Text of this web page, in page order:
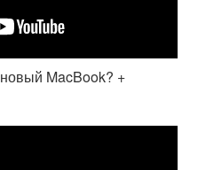
MacBook? +